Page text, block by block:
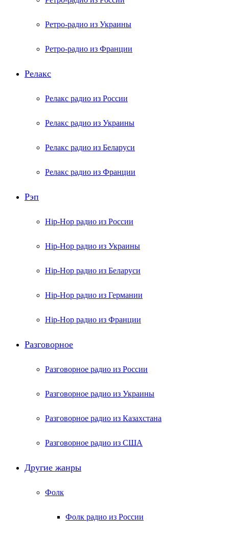
Ретро-радио из Украины
Ретро-радио из Франции
Релакс
Релакс радио из России
Релакс радио из Украины
Релакс радио из Беларуси
Релакс радио из Франции
Рэп
Hip-Hop радио из России
Hip-Hop радио из Украины
Hip-Hop радио из Беларуси
Hip-Hop радио из Германии
Hip-Hop радио из Франции
Разговорное
Разговорное радио из России
Разговорное радио из Украины
Разговорное радио из Казахстана
Разговорное радио из США
Другие жанры
Фолк
Фолк радио из России